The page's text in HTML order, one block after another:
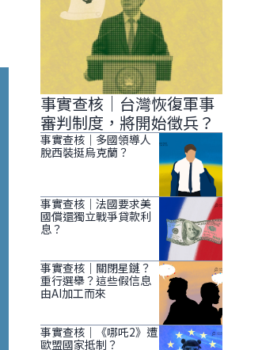
事實查核｜台灣恢復軍事
審判制度，將開始徵兵？
事實查核｜多國領導人
脫西裝挺烏克蘭？
事實查核｜法國要求美
國償還獨立戰爭貸款利
息？
事實查核｜關閉星鏈？
重行選舉？這些假信息
由AI加工而來
事實查核｜《哪吒2》遭
歐盟國家抵制？